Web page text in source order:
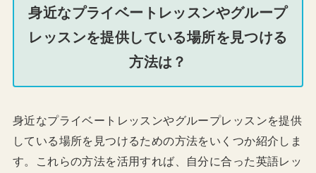
身近なプライベートレッスンやグループ
レッスンを提供している場所を見つける
方法は？
身近なプライベートレッスンやグループレッスンを提供
している場所を見つけるための方法をいくつか紹介しま
す。これらの方法を活用すれば、自分に合った英語レッ